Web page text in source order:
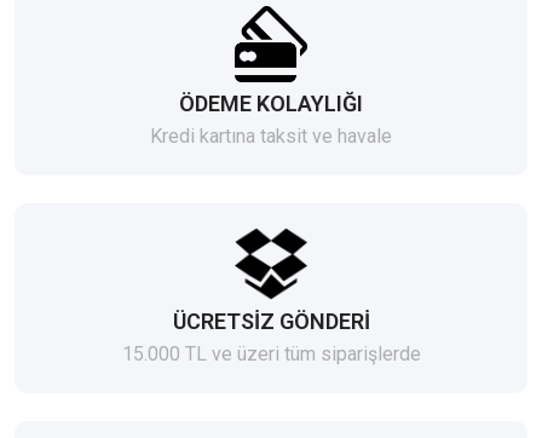
ÖDEME KOLAYLIĞI
Kredi kartına taksit ve havale
ÜCRETSİZ GÖNDERİ
15.000 TL ve üzeri tüm siparişlerde